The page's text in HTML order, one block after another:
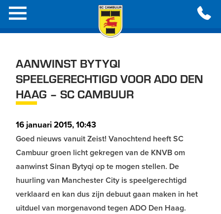
AANWINST BYTYQI
SPEELGERECHTIGD VOOR ADO DEN
HAAG – SC CAMBUUR
16 januari 2015, 10:43
Goed nieuws vanuit Zeist! Vanochtend heeft SC
Cambuur groen licht gekregen van de KNVB om
aanwinst Sinan Bytyqi op te mogen stellen. De
huurling van Manchester City is speelgerechtigd
verklaard en kan dus zijn debuut gaan maken in het
uitduel van morgenavond tegen ADO Den Haag.